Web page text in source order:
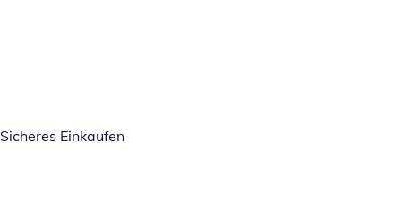
Sicheres Einkaufen